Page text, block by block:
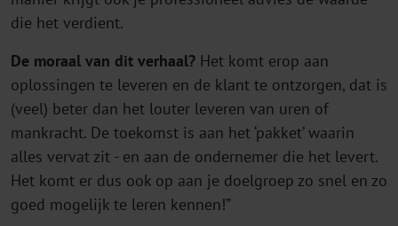
die het verdient.
De moraal van dit verhaal? Het komt erop aan
oplossingen te leveren en de klant te ontzorgen, dat is
(veel) beter dan het louter leveren van uren of
mankracht. De toekomst is aan het ‘pakket’ waarin
alles vervat zit - en aan de ondernemer die het levert.
Het komt er dus ook op aan je doelgroep zo snel en zo
goed mogelijk te leren kennen!”